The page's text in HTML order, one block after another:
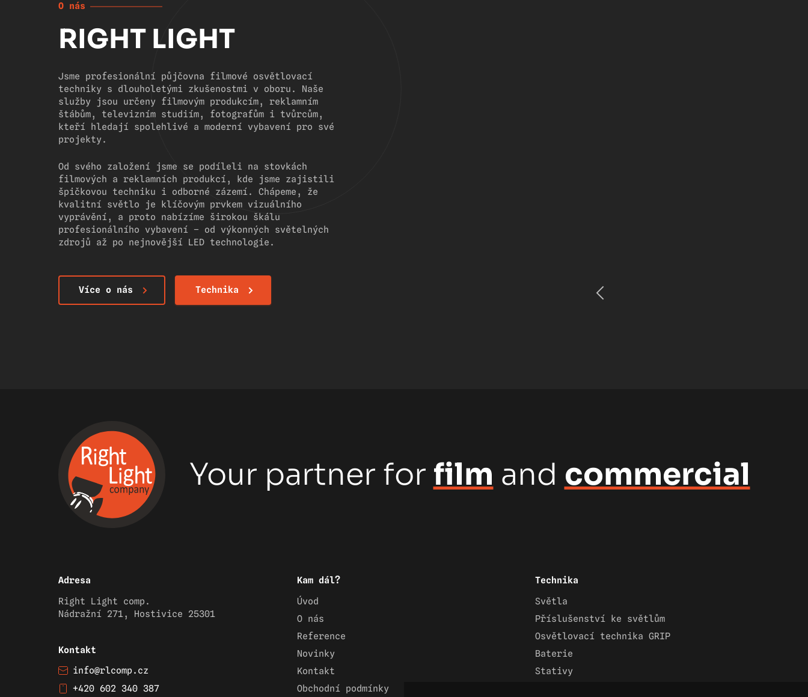
O nás
RIGHT LIGHT
Jsme profesionální půjčovna filmové osvětlovací
techniky s dlouholetými zkušenostmi v oboru. Naše
služby jsou určeny filmovým produkcím, reklamním
štábům, televizním studiím, fotografům i tvůrcům,
kteří hledají spolehlivé a moderní vybavení pro své
projekty.
Od svého založení jsme se podíleli na stovkách
filmových a reklamních produkcí, kde jsme zajistili
špičkovou techniku i odborné zázemí. Chápeme, že
kvalitní světlo je klíčovým prvkem vizuálního
vyprávění, a proto nabízíme širokou škálu
profesionálního vybavení – od výkonných světelných
zdrojů až po nejnovější LED technologie.
Více o nás Technika
Your partner for film and commercial
Adresa
Right Light comp.
Nádražní 271, Hostivice 25301
Kontakt
info@rlcomp.cz
+420 602 340 387
Kam dál?
Úvod
O nás
Reference
Novinky
Kontakt
Obchodní podmínky
Technika
Světla
Příslušenství ke světlům
Osvětlovací technika GRIP
Baterie
Stativy